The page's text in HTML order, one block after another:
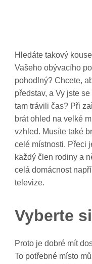
Hledáte takový
Vašeho obývacího
pohodlný? Chcete,
představ, a Vy jste
tam trávili čas? Při
brát ohled na velké
vzhled. Musíte také
celé místnosti. Přeci
každý člen rodiny a
celá domácnost
televize.
Vyberte
Proto je dobré mít
To potřebné místo